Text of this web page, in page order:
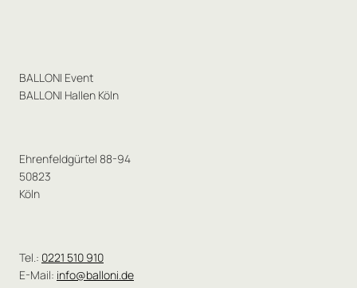
BALLONI Event
BALLONI Hallen Köln
Ehrenfeldgürtel 88-94
50823
Köln
Tel.: 0221 510 910
E-Mail: info@balloni.de